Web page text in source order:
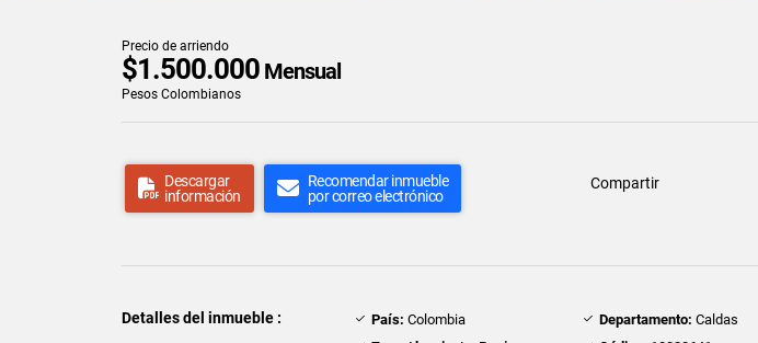
Precio de arriendo
$1.500.000 Mensual
Pesos Colombianos
Descargar
información
Recomendar inmueble
por correo electrónico
Compartir
Detalles del inmueble : País: Colombia Departamento: Caldas